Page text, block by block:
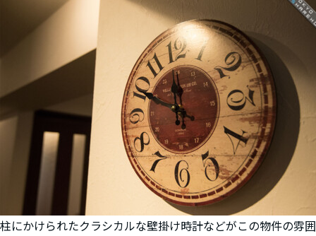
柱にかけられたクラシカルな壁掛け時計などがこの物件の雰囲